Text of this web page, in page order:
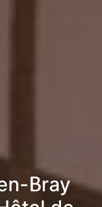
Bray